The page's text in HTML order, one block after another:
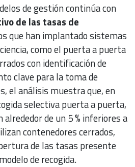
de gestión continúa con
de las tasas de
que han implantado sistemas
como el puerta a puerta
con identificación de
clave para la toma de
el análisis muestra que, en
selectiva puerta a puerta,
de un 5 % inferiores a
contenedores cerrados,
de las tasas presente
de recogida.